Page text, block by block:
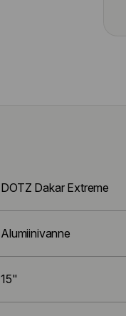
DOTZ Dakar Extreme
Alumiinivanne
15"